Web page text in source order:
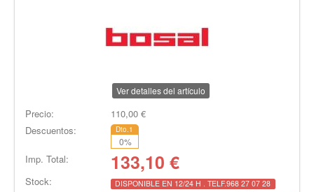
Ver detalles del artículo
Precio: 110,00€
Descuentos:
Dto.1
0%
Imp. Total: 133,10 €
Stock: DISPONIBLE EN 12/24 H . TELF.968 27 07 28